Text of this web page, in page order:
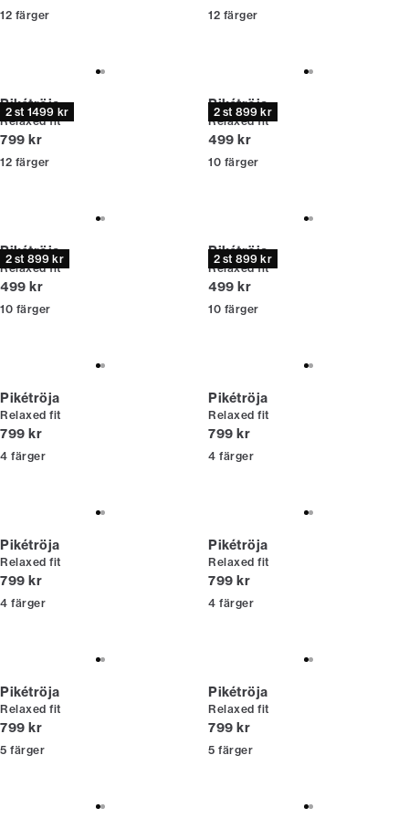
12 färger 12 färger
2 st 1499 kr
Pikétröja
Relaxed fit
Nuvarande pris
799 kr
12 färger
2 st 899 kr
Pikétröja
Relaxed fit
Nuvarande pris
499 kr
10 färger
2 st 899 kr
Pikétröja
Relaxed fit
Nuvarande pris
499 kr
10 färger
2 st 899 kr
Pikétröja
Relaxed fit
Nuvarande pris
499 kr
10 färger
Pikétröja
Relaxed fit
Nuvarande pris
799 kr
4 färger
Pikétröja
Relaxed fit
Nuvarande pris
799 kr
4 färger
Pikétröja
Relaxed fit
Nuvarande pris
799 kr
4 färger
Pikétröja
Relaxed fit
Nuvarande pris
799 kr
4 färger
Pikétröja
Relaxed fit
Nuvarande pris
799 kr
5 färger
Pikétröja
Relaxed fit
Nuvarande pris
799 kr
5 färger